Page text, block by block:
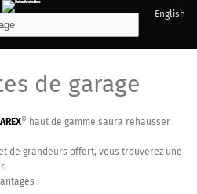
English
de garage
© haut de gamme saura rehausser
de grandeurs offert, vous trouverez une
: